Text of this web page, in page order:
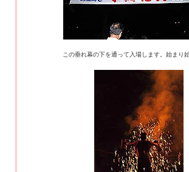
この垂れ幕の下を通って入場します。始まり始